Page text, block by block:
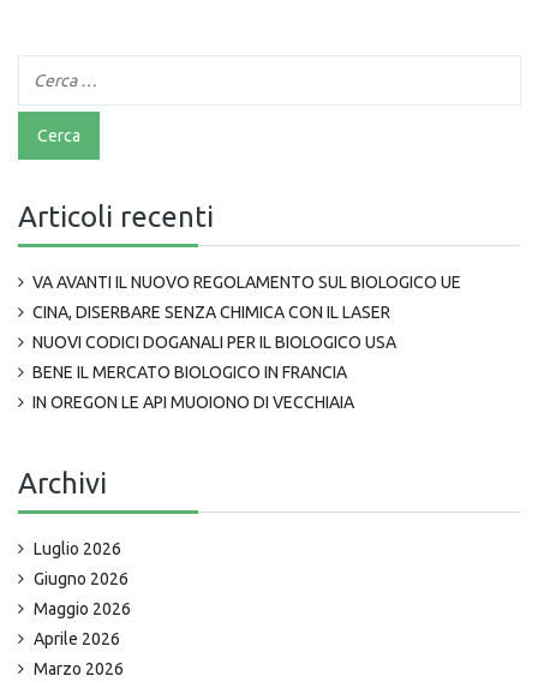
Articoli recenti
VA AVANTI IL NUOVO REGOLAMENTO SUL BIOLOGICO UE
CINA, DISERBARE SENZA CHIMICA CON IL LASER
NUOVI CODICI DOGANALI PER IL BIOLOGICO USA
BENE IL MERCATO BIOLOGICO IN FRANCIA
IN OREGON LE API MUOIONO DI VECCHIAIA
Archivi
Luglio 2026
Giugno 2026
Maggio 2026
Aprile 2026
Marzo 2026